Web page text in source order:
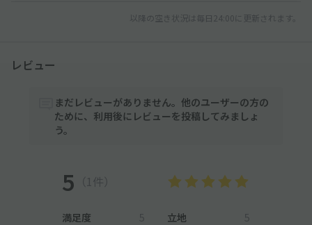
以降の空き状況は毎日24:00に更新されます。
レビュー
まだレビューがありません。他のユーザーの方の
ために、利用後にレビューを投稿してみましょ
う。
5 （1件）
満足度 5 立地
5